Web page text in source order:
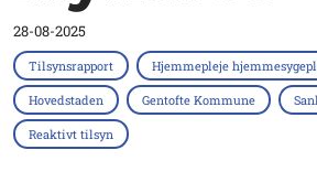
28-08-2025
Tilsynsrapport Hjemmepleje
Hovedstaden Gentofte Kommune
Reaktivt tilsyn